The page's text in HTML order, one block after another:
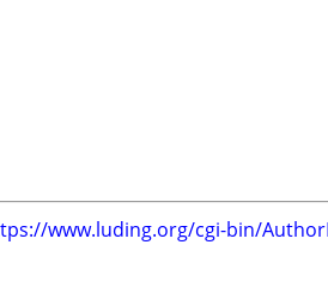
www.luding.org/cgi-bin/